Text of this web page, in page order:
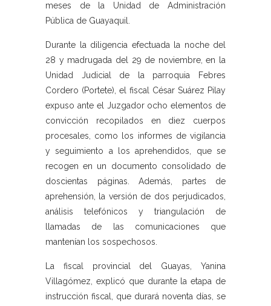
meses de la Unidad de Administración
Pública de Guayaquil.
Durante la diligencia efectuada la noche del
28 y madrugada del 29 de noviembre, en la
Unidad Judicial de la parroquia Febres
Cordero (Portete), el fiscal César Suárez Pilay
expuso ante el Juzgador ocho elementos de
convicción recopilados en diez cuerpos
procesales, como los informes de vigilancia
y seguimiento a los aprehendidos, que se
recogen en un documento consolidado de
doscientas páginas. Además, partes de
aprehensión, la versión de dos perjudicados,
análisis telefónicos y triangulación de
llamadas de las comunicaciones que
mantenían los sospechosos.
La fiscal provincial del Guayas, Yanina
Villagómez, explicó que durante la etapa de
instrucción fiscal, que durará noventa días, se